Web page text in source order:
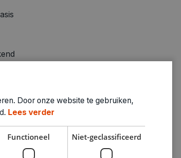
oppervlakken
voor binnen- als buitengebruik
Door onze website te gebruiken,
Lees verder
Functioneel Niet-geclassificeerd